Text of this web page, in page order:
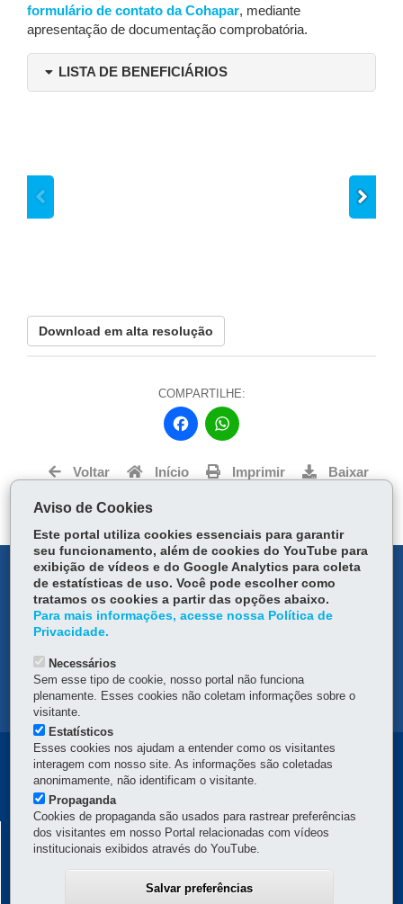
formulário de contato da Cohapar, mediante
apresentação de documentação comprobatória.
LISTA DE BENEFICIÁRIOS
Download em alta resolução
COMPARTILHE:
Fa
ce
bo
ts
Voltar Início Imprimir Baixar
MAPA DO SITE
DENUNCIE CORRUPÇÃO
OUVIDORIA
Navegação
principal
COMPANHIA DE HABITAÇÃO DO PARANÁ -
COHAPAR
Curitiba -PR MAPA
Aviso de Cookies
Este portal utiliza cookies essenciais para garantir
seu funcionamento, além de cookies do YouTube para
exibição de vídeos e do Google Analytics para coleta
de estatísticas de uso. Você pode escolher como
tratamos os cookies a partir das opções abaixo.
Para mais informações, acesse nossa Política de
Privacidade.
Necessários
Sem esse tipo de cookie, nosso portal não funciona
plenamente. Esses cookies não coletam informações sobre o
visitante.
Estatísticos
Esses cookies nos ajudam a entender como os visitantes
interagem com nosso site. As informações são coletadas
anonimamente, não identificam o visitante.
Propaganda
Cookies de propaganda são usados para rastrear preferências
dos visitantes em nosso Portal relacionadas com vídeos
institucionais exibidos através do YouTube.
Salvar preferências